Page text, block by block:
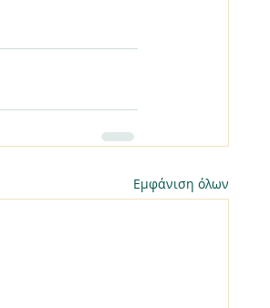
Εμφάνιση όλων